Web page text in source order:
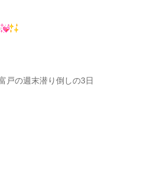
戸の週末潜り倒しの3日